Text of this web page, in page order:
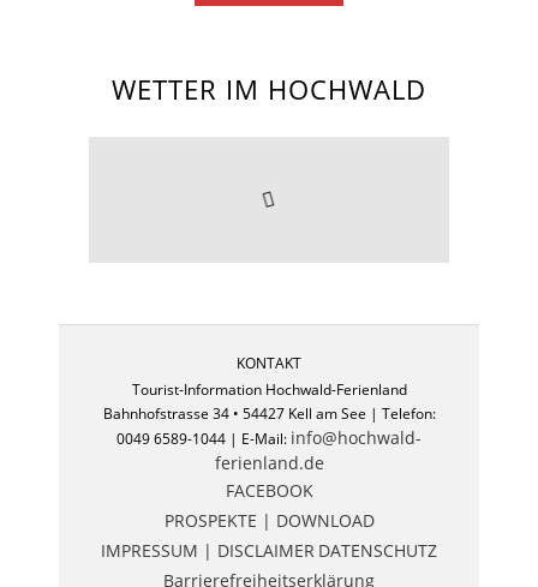
WETTER IM HOCHWALD
KONTAKT
Tourist-Information Hochwald-Ferienland
Bahnhofstrasse 34 • 54427 Kell am See | Telefon:
0049 6589-1044 | E-Mail: info@hochwald-
ferienland.de
FACEBOOK
PROSPEKTE | DOWNLOAD
IMPRESSUM | DISCLAIMER DATENSCHUTZ
Barrierefreiheitserklärung